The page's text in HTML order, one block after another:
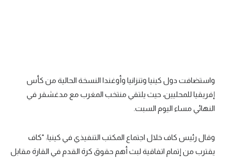
الدوري الإنجليزي
الدوري الإسباني
القسم الثاني
واستضافت دول كينيا وتنزانيا وأوغندا النسخة الحالية من كأس
إفريقيا للمحليين، حيث يلتقي منتخب المغرب مع مدغشقر في
النهائي مساء اليوم السبت.
وقال رئيس كاف خلال اجتماع المكتب التنفيذي في كينيا: "كاف
يقترب من إتمام اتفاقية لبث أهم حقوق كرة القدم في القارة مقابل